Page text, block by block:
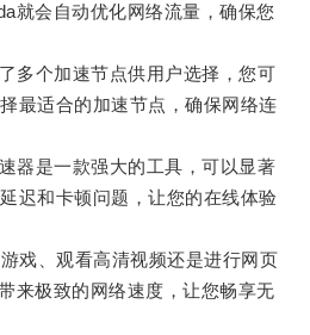
就会自动优化网络流量，确保您
个加速节点供用户选择，您可
最适合的加速节点，确保网络连
是一款强大的工具，可以显著
迟和卡顿问题，让您的在线体验
、观看高清视频还是进行网页
来极致的网络速度，让您畅享无